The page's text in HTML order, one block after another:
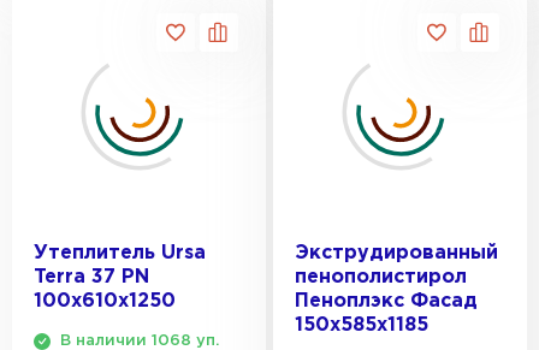
Утеплитель Ursa
Terra 37 PN
100х610х1250
В наличии 1068 уп.
Экструдированный
пенополистирол
Пеноплэкс Фасад
150х585х1185